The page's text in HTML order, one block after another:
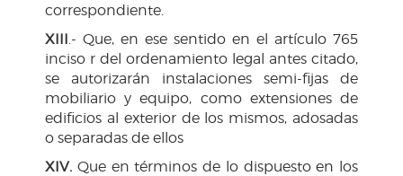
correspondiente.
XIII .- Que, en ese sentido en el artículo 765
inciso r del ordenamiento legal antes citado,
se autorizarán instalaciones semi-fijas de
mobiliario y equipo, como extensiones de
edificios al exterior de los mismos, adosadas
o separadas de ellos
XIV. Que en términos de lo dispuesto en los